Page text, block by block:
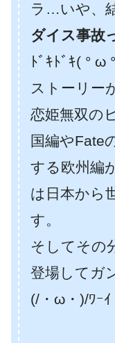
ラ…いや、
ダイス事故
ﾄﾞｷﾄﾞｷ( ° ω
ストーリー
恋姫無双の
国編やFate
する欧州編
は日本から
す。
そしてその
登場してガ
(/・ω・)/ﾜｰｲ